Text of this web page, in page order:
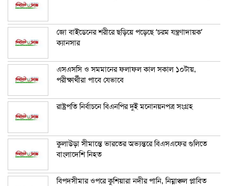
জো বাইডেনের শরীরে ছড়িয়ে পড়েছে ‘চরম যন্ত্রণাদায়ক’
ক্যানসার
এসএসসি ও সমমানের ফলাফল কাল সকাল ১০টায়,
পরীক্ষার্থীরা পাবে যেভাবে
রাষ্ট্রপতি নির্বাচনে বিএনপির দুই মনোনয়নপত্র সংগ্রহ
কুলাউড়া সীমান্তে ভারতের অভ্যন্তরে বিএসএফের গুলিতে
বাংলাদেশি নিহত
বিপদসীমার ওপরে কুশিয়ারা নদীর পানি, নিম্নাঞ্চল প্লাবিত